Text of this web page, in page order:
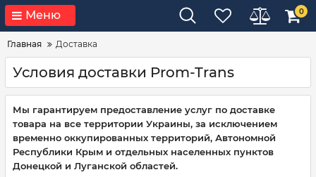
Меню 0
Главная Доставка
Условия доставки Prom-Trans
Мы гарантируем предоставление услуг по доставке
товара на все территории Украины, за исключением
временно оккупированных территорий, Автономной
Республики Крым и отдельных населенных пунктов
Донецкой и Луганской областей.